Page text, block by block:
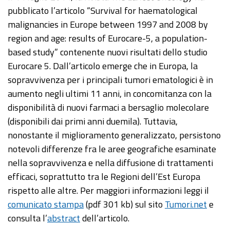
pubblicato l’articolo “Survival for haematological
malignancies in Europe between 1997 and 2008 by
region and age: results of Eurocare-5, a population-
based study” contenente nuovi risultati dello studio
Eurocare 5. Dall’articolo emerge che in Europa, la
sopravvivenza per i principali tumori ematologici è in
aumento negli ultimi 11 anni, in concomitanza con la
disponibilità di nuovi farmaci a bersaglio molecolare
(disponibili dai primi anni duemila). Tuttavia,
nonostante il miglioramento generalizzato, persistono
notevoli differenze fra le aree geografiche esaminate
nella sopravvivenza e nella diffusione di trattamenti
efficaci, soprattutto tra le Regioni dell’Est Europa
rispetto alle altre. Per maggiori informazioni leggi il
comunicato stampa(pdf 301 kb) sul sito Tumori.nete
consulta l’abstractdell’articolo.